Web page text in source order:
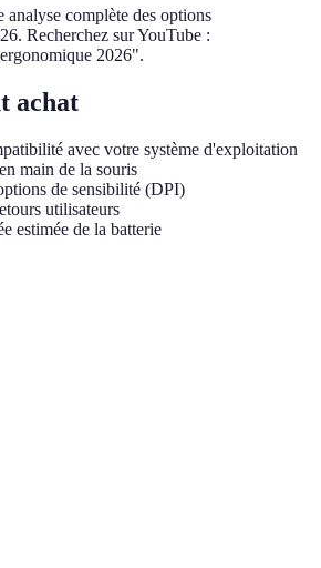
analyse complète des options
Recherchez sur YouTube :
2026".
achat
avec votre système d'exploitation
main de la souris
de sensibilité (DPI)
utilisateurs
estimée de la batterie